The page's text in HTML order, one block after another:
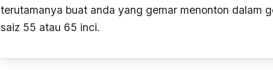
terutamanya buat anda yang gemar menonton dalam
saiz 55 atau 65 inci.